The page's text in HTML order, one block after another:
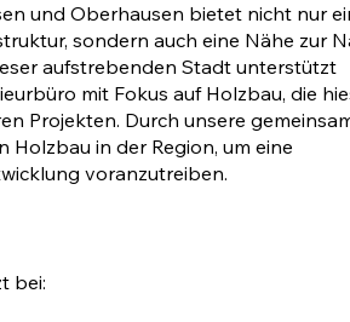
und Oberhausen bietet nicht nur
sondern auch eine Nähe zur
aufstrebenden Stadt unterstützt
mit Fokus auf Holzbau, die
Projekten. Durch unsere
Holzbau in der Region, um eine
voranzutreiben.
bei: